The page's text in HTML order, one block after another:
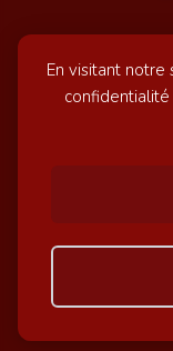
En visitant
© GazetteSports